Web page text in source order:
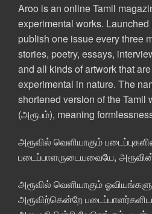
Aroo is an online Tamil
experimental works.
publish one issue every three
stories, poetry, essays,
and all kinds of artwork that
experimental in nature. The
shortened version of the Tamil
(அரூபம்), meaning
அரூவில் வெளியாகும்
படைப்பாளருடையவையே,
அரூவில் வெளியாகும்
அரூவிற்கென்றே